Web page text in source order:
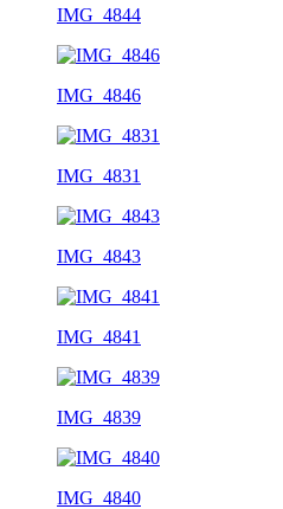
IMG_4844
IMG_4846
IMG_4831
IMG_4843
IMG_4841
IMG_4839
IMG_4840